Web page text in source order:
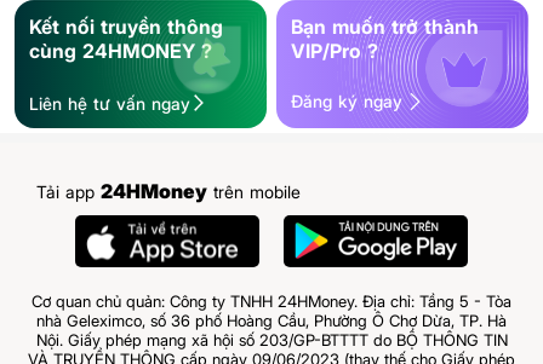
Kết nối truyền thông
cùng 24HMONEY ?
Liên hệ tư vấn ngay
Bạn muốn trở thành
VIP/Pro ?
Đăng ký ngay
Tải app 24HMoney trên mobile
Cơ quan chủ quản: Công ty TNHH 24HMoney. Địa chỉ: Tầng 5 - Tòa
nhà Geleximco, số 36 phố Hoàng Cầu, Phường Ô Chợ Dừa, TP. Hà
Nội. Giấy phép mạng xã hội số 203/GP-BTTTT do BỘ THÔNG TIN
VÀ TRUYỀN THÔNG cấp ngày 09/06/2023 (thay thế cho Giấy phép